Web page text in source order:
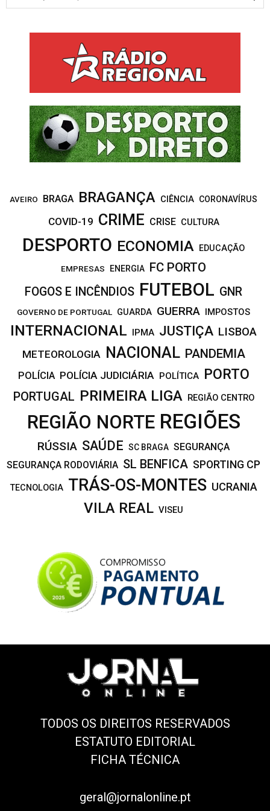
AVEIRO BRAGA BRAGANÇA CIÊNCIA CORONAVÍRUS
COVID-19 CRIME CRISE CULTURA
DESPORTO ECONOMIA EDUCAÇÃO
EMPRESAS ENERGIA FC PORTO
FOGOS E INCÊNDIOS FUTEBOL GNR
GOVERNO DE PORTUGAL GUARDA GUERRA IMPOSTOS
INTERNACIONAL IPMA JUSTIÇA LISBOA
METEOROLOGIA NACIONAL PANDEMIA
POLÍCIA POLÍCIA JUDICIÁRIA POLÍTICA PORTO
PORTUGAL PRIMEIRA LIGA REGIÃO CENTRO
REGIÃO NORTE REGIÕES
RÚSSIA SAÚDE SC BRAGA SEGURANÇA
SEGURANÇA RODOVIÁRIA SL BENFICA SPORTING CP
TECNOLOGIA TRÁS-OS-MONTES UCRANIA
VILA REAL VISEU
TODOS OS DIREITOS RESERVADOS
ESTATUTO EDITORIAL
FICHA TÉCNICA
geral@jornalonline.pt